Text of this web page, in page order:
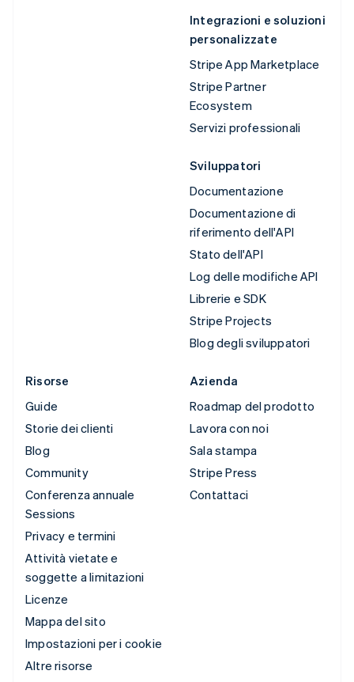
Integrazioni e soluzioni
personalizzate
Stripe App Marketplace
Stripe Partner
Ecosystem
Servizi professionali
Sviluppatori
Documentazione
Documentazione di
riferimento dell'API
Stato dell'API
Log delle modifiche API
Librerie e SDK
Stripe Projects
Blog degli sviluppatori
Risorse
Guide
Storie dei clienti
Blog
Community
Conferenza annuale
Sessions
Privacy e termini
Attività vietate e
soggette a limitazioni
Licenze
Mappa del sito
Impostazioni per i cookie
Altre risorse
Azienda
Roadmap del prodotto
Lavora con noi
Sala stampa
Stripe Press
Contattaci